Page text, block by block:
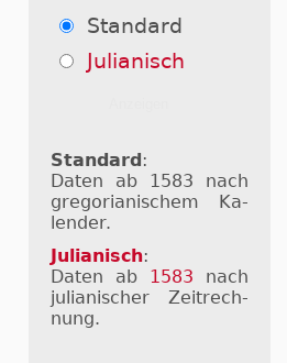
Standard
Julianisch
Standard :
Daten ab 1583 nach
gre­go­ri­a­ni­schem Ka­
len­der.
Julianisch:
Daten ab 1583 nach
ju­li­a­ni­scher Zeit­rech­
nung.